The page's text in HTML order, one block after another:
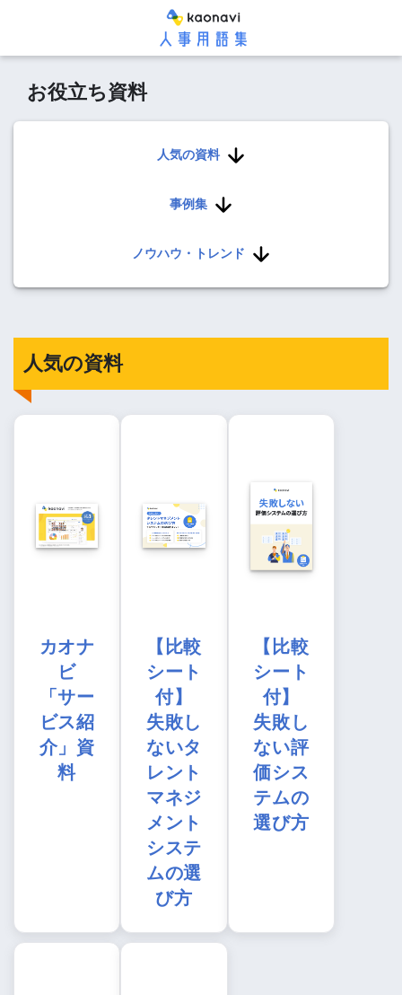
お役立ち資料
人気の資料
事例集
ノウハウ・トレンド
人気の資料
カオナ
ビ
「サー
ビス紹
介」資
料
【比較
シート
付】
失敗し
ないタ
レント
マネジ
メント
システ
ムの選
び方
【比較
シート
付】
失敗し
ない評
価シス
テムの
選び方